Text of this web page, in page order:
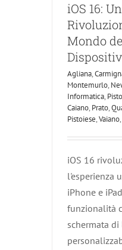
iOS 16:
Mondo
Agliana,
Montemurlo,
Informatica,
Caiano, Prato,
Pistoiese,Vaiano,
iOS 16
l'esperienza
iPhone e
funzionalità
schermata di